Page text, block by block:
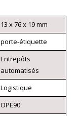
13 x 76 x 19 mm
porte-étiquette
Entrepôts
automatisés
Logistique
OPE90